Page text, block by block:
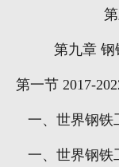
第九章 钢
第一节 2017-
一、世界钢铁
一、世界钢铁